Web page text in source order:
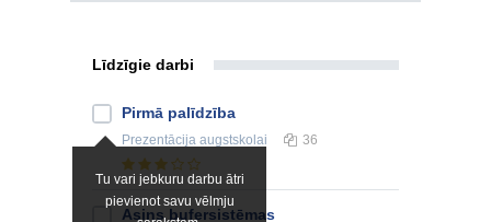
Līdzīgie darbi
Tu vari jebkuru darbu ātri
pievienot savu vēlmju
Pirmā palīdzība
Prezentācija augstskolai 36
Asins bufersistēmas